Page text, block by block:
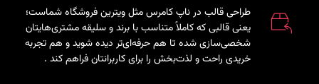
طراحی قالب در ناپ کامرس مثل ویترین فروشگاه شماست؛
یعنی قالبی که کاملاً متناسب با برند و سلیقه مشتری‌هایتان
شخصی‌سازی شده تا هم حرفه‌ای‌تر دیده شوید و هم تجربه
خریدی راحت و لذت‌بخش را برای کاربرانتان فراهم کند .